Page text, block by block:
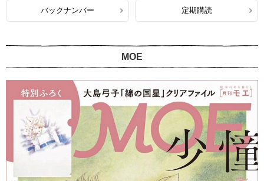
バックナンバー 定期購読
MOE